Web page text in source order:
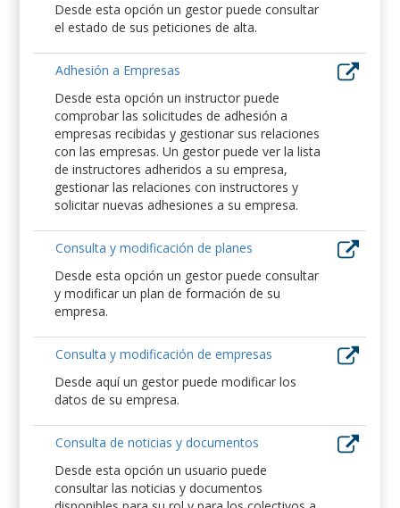
Desde esta opción un gestor puede consultar
el estado de sus peticiones de alta.
Adhesión a Empresas
Desde esta opción un instructor puede
comprobar las solicitudes de adhesión a
empresas recibidas y gestionar sus relaciones
con las empresas. Un gestor puede ver la lista
de instructores adheridos a su empresa,
gestionar las relaciones con instructores y
solicitar nuevas adhesiones a su empresa.
Consulta y modificación de planes
Desde esta opción un gestor puede consultar
y modificar un plan de formación de su
empresa.
Consulta y modificación de empresas
Desde aquí un gestor puede modificar los
datos de su empresa.
Consulta de noticias y documentos
Desde esta opción un usuario puede
consultar las noticias y documentos